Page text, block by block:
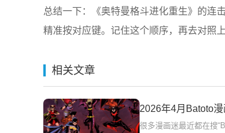
总结一下：《奥特曼格斗进化重生》的
精准按对应键。记住这个顺序，再去对照
相关文章
2026年4月Batoto
很多漫画迷最近都在搜